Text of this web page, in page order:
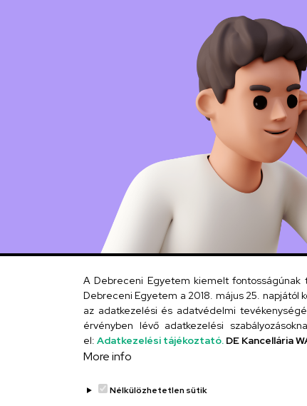
A Debreceni Egyetem kiemelt
Debreceni Egyetem a 2018. május 25.
az adatkezelési és adatvédelmi
érvényben lévő adatkezelési
el: Adatkezelési tájékoztató. DE Kancellária
More info
Nélkülözhetetlen sütik